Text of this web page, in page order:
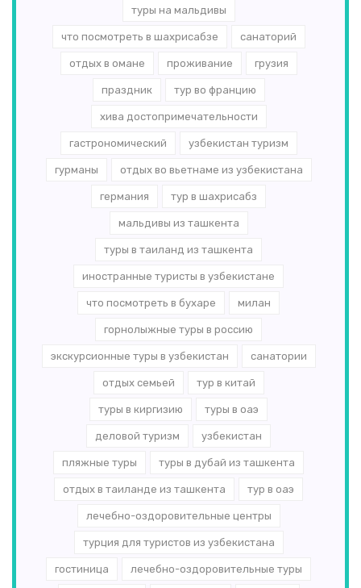
туры на мальдивы
что посмотреть в шахрисабзе санаторий
отдых в омане проживание грузия
праздник тур во францию
хива достопримечательности
гастрономический узбекистан туризм
гурманы отдых во вьетнаме из узбекистана
германия тур в шахрисабз
мальдивы из ташкента
туры в таиланд из ташкента
иностранные туристы в узбекистане
что посмотреть в бухаре милан
горнолыжные туры в россию
экскурсионные туры в узбекистан санатории
отдых семьей тур в китай
туры в киргизию туры в оаэ
деловой туризм узбекистан
пляжные туры туры в дубай из ташкента
отдых в таиланде из ташкента тур в оаэ
лечебно-оздоровительные центры
турция для туристов из узбекистана
гостиница лечебно-оздоровительные туры